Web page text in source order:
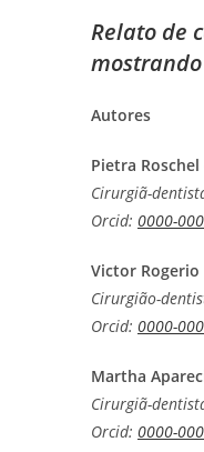
Relato de
Autores
Pietra
Cirurgiã-
Orcid: 0000-
Victor Rogerio
Cirurgião-
Orcid: 0000-
Martha
Cirurgiã-
Orcid: 0000-